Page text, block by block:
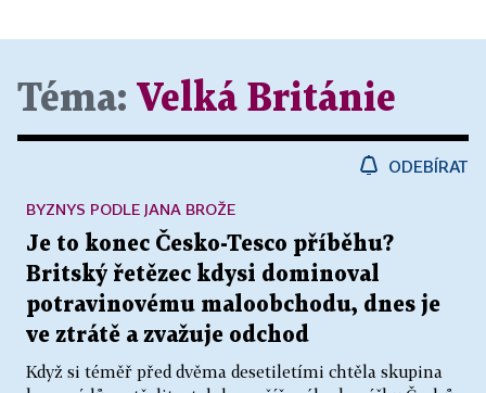
Téma: Velká Británie
ODEBÍRAT
Je to konec Česko-Tesco příběhu?
Britský řetězec kdysi dominoval
potravinovému maloobchodu, dnes je
ve ztrátě a zvažuje odchod
Když si téměř před dvěma desetiletími chtěla skupina
BYZNYS PODLE JANA BROŽE